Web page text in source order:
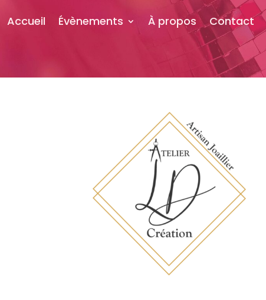
Accueil Évènements À propos Contact